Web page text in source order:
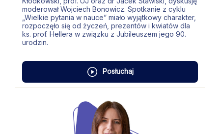
moderował Wojciech Bonowicz. Spotkanie z cyklu
„Wielkie pytania w nauce” miało wyjątkowy charakter,
rozpoczęło się od życzeń, prezentów i kwiatów dla
ks. prof. Hellera w związku z Jubileuszem jego 90.
urodzin.
Posłuchaj